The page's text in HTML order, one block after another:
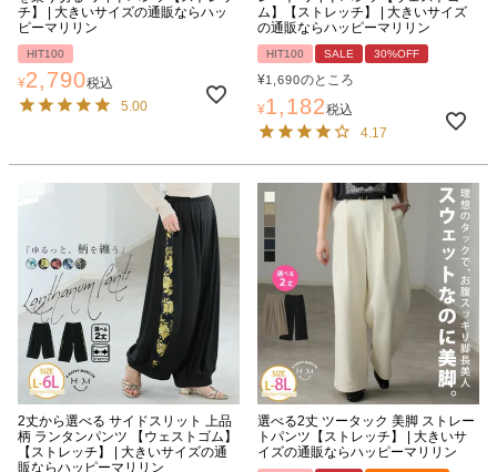
チ】 | 大きいサイズの通販ならハッ
ピーマリリン
HIT100
¥2,790税込
5.00
ム】【ストレッチ】 | 大きいサイズ
の通販ならハッピーマリリン
HIT100 SALE 30%OFF
¥1,690のところ
¥1,182税込
4.17
2丈から選べる サイドスリット 上品
柄 ランタンパンツ 【ウェストゴム】
【ストレッチ】 | 大きいサイズの通
販ならハッピーマリリン
選べる2丈 ツータック 美脚 ストレー
トパンツ【ストレッチ】 | 大きいサ
イズの通販ならハッピーマリリン